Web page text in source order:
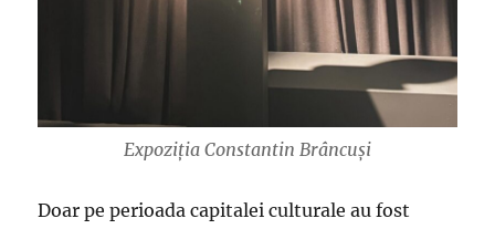
Expoziția Constantin Brâncuși
Doar pe perioada capitalei culturale au fost